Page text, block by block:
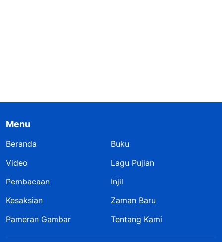
Menu
Beranda
Buku
Video
Lagu Pujian
Pembacaan
Injil
Kesaksian
Zaman Baru
Pameran Gambar
Tentang Kami